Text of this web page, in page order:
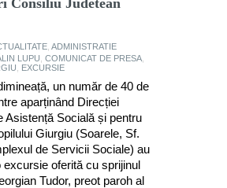
ADMINISTRATIE
LUPU COMUNICAT DE PRESA
EXCURSIE
un număr de 40 de
aparținând Direcției
Asistență Socială și pentru
Giurgiu (Soarele, Sf.
de Servicii Sociale) au
excursie oferită cu sprijinul
Tudor, preot paroh al